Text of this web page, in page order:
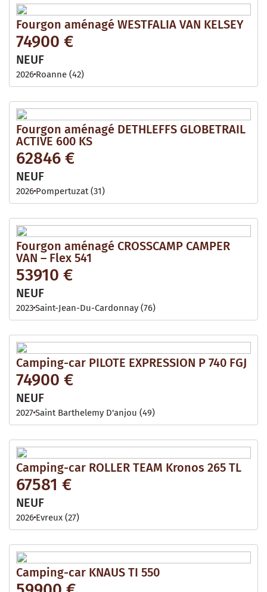
Fourgon aménagé WESTFALIA VAN KELSEY
74900 €
NEUF
2026 Roanne (42)
Fourgon aménagé DETHLEFFS GLOBETRAIL
ACTIVE 600 KS
62846 €
NEUF
2026 Pompertuzat (31)
Fourgon aménagé CROSSCAMP CAMPER
VAN – Flex 541
53910 €
NEUF
2023Saint-Jean-Du-Cardonnay (76)
Camping-car PILOTE EXPRESSION P 740 FGJ
74900 €
NEUF
2027Saint Barthelemy D'anjou (49)
Camping-car ROLLER TEAM Kronos 265 TL
67581 €
NEUF
2026 Evreux (27)
Camping-car KNAUS TI 550